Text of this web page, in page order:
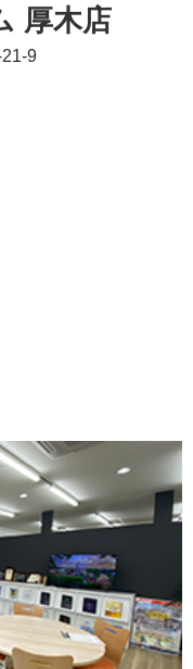
厚木店
9